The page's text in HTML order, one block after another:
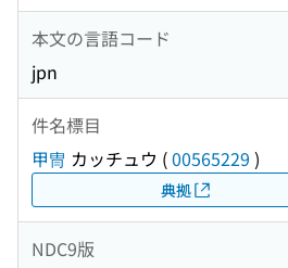
本文の言語コード
jpn
件名標目
甲冑 カッチュウ (00565229 )
典拠
NDC9版